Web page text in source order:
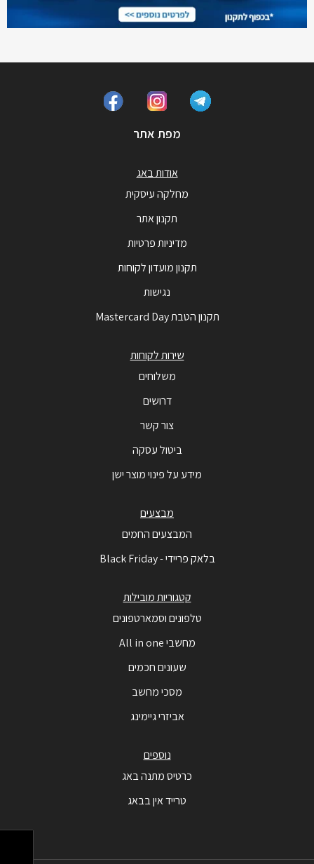
מפת אתר
אודות באג
מחלקה עיסקית
תקנון אתר
מדיניות פרטיות
תקנון מועדון לקוחות
נגישות
תקנון הטבת Mastercard Day
שירות לקוחות
משלוחים
דרושים
צור קשר
ביטול עסקה
מידע על פינוי מוצר ישן
מבצעים
המבצעים החמים
בלאק פריידי - Black Friday
קטגוריות מובילות
טלפונים וסמארטפונים
מחשבי All in one
שעונים חכמים
מסכי מחשב
אביזרי גיימינג
נוספים
כרטיס מתנה באג
טרייד אין בבאג